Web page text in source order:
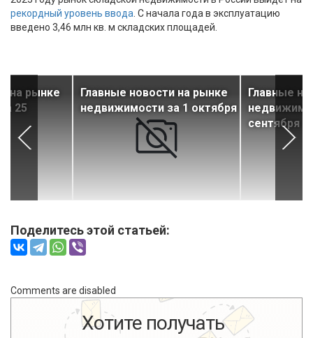
рекордный уровень ввода . С начала года в эксплуатацию
введено 3,46 млн кв. м складских площадей.
на рынке
25
Главные новости на рынке
недвижимости за 1 октября
Главные
сентября
Поделитесь этой статьей:
Comments are disabled
Хотите получать